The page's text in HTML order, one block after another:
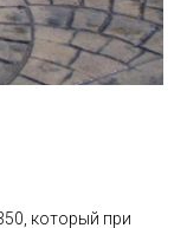
который при